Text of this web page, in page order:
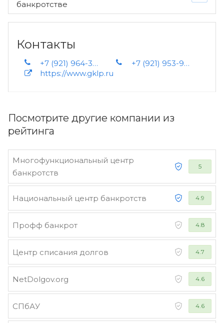
Посмотрите другие компании из
рейтинга
Многофункциональный центр
банкротств
5
Национальный центр банкротств 4.9
Профф банкрот 4.8
Центр списания долгов 4.7
NetDolgov.org 4.6
СПбАУ 4.6
банкротстве
Контакты
+7 (921) 964-33-22
+7 (921) 953-92-30
https://www.gklp.ru